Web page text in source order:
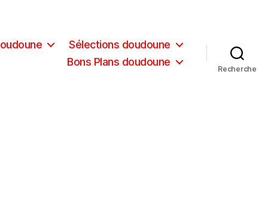
Sélections doudoune
Bons Plans doudoune
Recherche